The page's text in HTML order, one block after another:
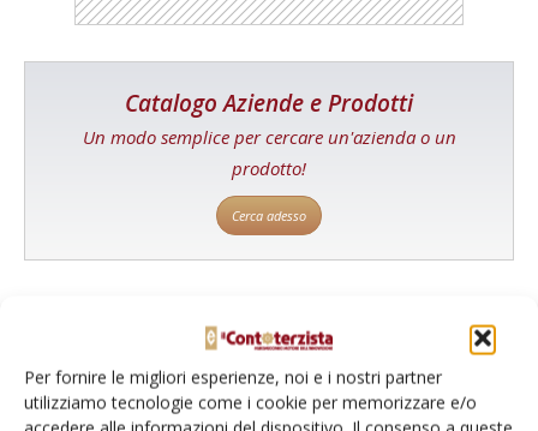
Per fornire le migliori esperienze, noi e i nostri partner
utilizziamo tecnologie come i cookie per memorizzare e/o
Catalogo Aziende e Prodotti
Un modo semplice per cercare un'azienda o un
prodotto!
Cerca adesso
L'Esperto risponde
I consigli di Terra e Vita agli agricoltori